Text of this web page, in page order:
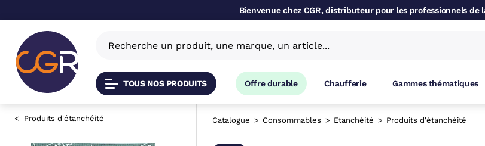
Bienvenue chez CGR, distributeur pour les professionnels de
TOUS NOS PRODUITS Offre durable Chaufferie Gammes thématiques
Produits d'étanchéité Catalogue Consommables Etanchéité Produits d'étanchéité